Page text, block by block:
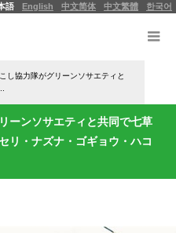
한국어
中文繁體
中文简体
English
語
し協力隊がグリーンソサエティと
ーンソサエティと共同で七草
リ・ナズナ・ゴギョウ・ハコ